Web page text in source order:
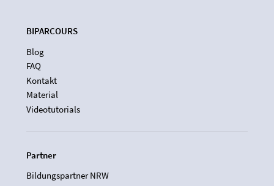
BIPARCOURS
Blog
FAQ
Kontakt
Material
Videotutorials
Partner
Bildungspartner NRW